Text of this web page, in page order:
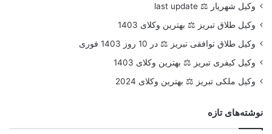
وکیل شهریار ⚖️ last update
وکیل طلاق تبریز ⚖️ بهترین وکلای 1403
وکیل طلاق توافقی تبریز ⚖️ در 10 روز 1403 فوری
وکیل کیفری تبریز ⚖️ بهترین وکلای 1403
وکیل ملکی تبریز ⚖️ بهترین وکلای 2024
نوشته‌های تازه